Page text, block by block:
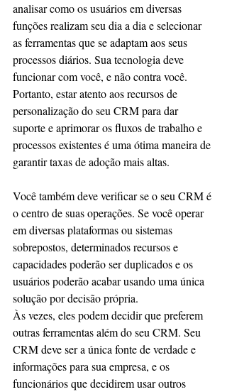
analisar como os usuários em diversas
funções realizam seu dia a dia e selecionar
as ferramentas que se adaptam aos seus
processos diários. Sua tecnologia deve
funcionar com você, e não contra você.
Portanto, estar atento aos recursos de
personalização do seu CRM para dar
suporte e aprimorar os fluxos de trabalho e
processos existentes é uma ótima maneira de
garantir taxas de adoção mais altas.
Você também deve verificar se o seu CRM é
o centro de suas operações. Se você operar
em diversas plataformas ou sistemas
sobrepostos, determinados recursos e
capacidades poderão ser duplicados e os
usuários poderão acabar usando uma única
solução por decisão própria.
Às vezes, eles podem decidir que preferem
outras ferramentas além do seu CRM. Seu
CRM deve ser a única fonte de verdade e
informações para sua empresa, e os
funcionários que decidirem usar outros